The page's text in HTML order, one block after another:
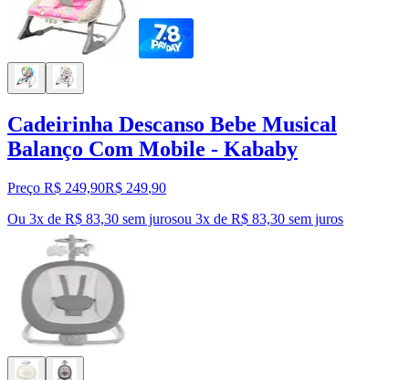
Cadeirinha Descanso Bebe Musical
Balanço Com Mobile - Kababy
Preço R$ 249,90R$ 249,90
Ou 3x de R$ 83,30 sem jurosou 3x de R$ 83,30 sem juros